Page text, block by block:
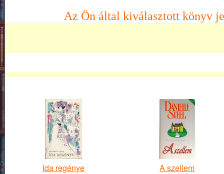
Az Ön által kiválasztott könyv
Ida regénye
A szellem